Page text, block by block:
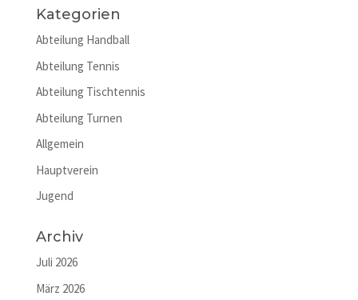
Kategorien
Abteilung Handball
Abteilung Tennis
Abteilung Tischtennis
Abteilung Turnen
Allgemein
Hauptverein
Jugend
Archiv
Juli 2026
März 2026